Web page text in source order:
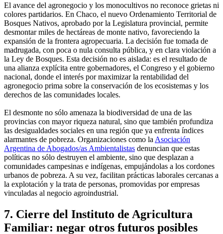
El avance del agronegocio y los monocultivos no reconoce grietas ni
colores partidarios. En Chaco, el nuevo Ordenamiento Territorial de
Bosques Nativos, aprobado por la Legislatura provincial, permite
desmontar miles de hectáreas de monte nativo, favoreciendo la
expansión de la frontera agropecuaria. La decisión fue tomada de
madrugada, con poca o nula consulta pública, y en clara violación a
la Ley de Bosques. Esta decisión no es aislada: es el resultado de
una alianza explícita entre gobernadores, el Congreso y el gobierno
nacional, donde el interés por maximizar la rentabilidad del
agronegocio prima sobre la conservación de los ecosistemas y los
derechos de las comunidades locales.
El desmonte no sólo amenaza la biodiversidad de una de las
provincias con mayor riqueza natural, sino que también profundiza
las desigualdades sociales en una región que ya enfrenta índices
alarmantes de pobreza. Organizaciones como la Asociación
Argentina de Abogados/as Ambientalistas denuncian que estas
políticas no sólo destruyen el ambiente, sino que desplazan a
comunidades campesinas e indígenas, empujándolas a los cordones
urbanos de pobreza. A su vez, facilitan prácticas laborales cercanas a
la explotación y la trata de personas, promovidas por empresas
vinculadas al negocio agroindustrial.
7. Cierre del Instituto de Agricultura
Familiar: negar otros futuros posibles